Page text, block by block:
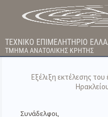
ΤΕΧΝΙΚΟ ΕΠΙΜΕΛΗΤΗΡΙΟ
ΤΜΗΜΑ ΑΝΑΤΟΛΙΚΗΣ ΚΡΗΤΗΣ
Εξέλιξη εκτέλεσης
Συνάδελφοι,